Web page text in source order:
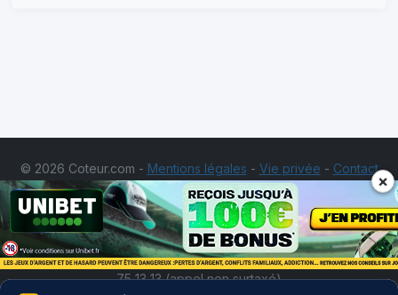
© 2026 Coteur.com - Mentions légales - Vie privée - Contact
Les jeux d'argent et de hasard sont interdits aux
mineurs. Ne misez pas des sommes d'argent supérieures à ce
que vous pourriez perdre. Jouer comporte des
risques:endettement, dépendance, isolement. Appelez le 09 74
75 13 13 (appel non surtaxé)
×